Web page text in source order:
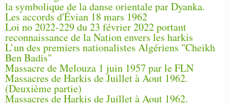
la symbolique de la danse orientale par Dyanka.
Les accords d'Évian 18 mars 1962
Loi no 2022-229 du 23 février 2022 portant
reconnaissance de la Nation envers les harkis
L’un des premiers nationalistes Algériens "Cheikh
Ben Badis"
Massacre de Melouza 1 juin 1957 par le FLN
Massacres de Harkis de Juillet à Aout 1962.
(Deuxième partie)
Massacres de Harkis de Juillet à Aout 1962.